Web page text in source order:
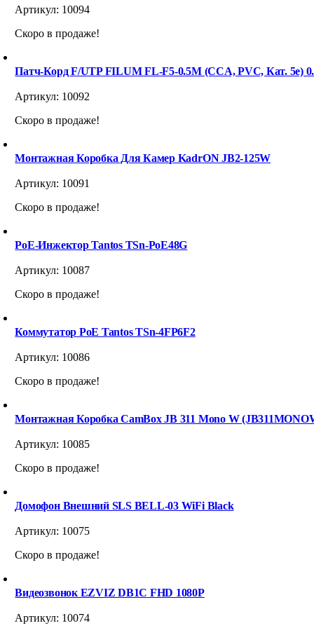
Артикул: 10094
Скоро в продаже!
Патч-Корд F/UTP FILUM FL-F5-0.5M (CCA, PVC, Кат. 5е)
Артикул: 10092
Скоро в продаже!
Монтажная Коробка Для Камер KadrON JB2-125W
Артикул: 10091
Скоро в продаже!
PoE-Инжектор Tantos TSn-PoE48G
Артикул: 10087
Скоро в продаже!
Коммутатор PoE Tantos TSn-4FP6F2
Артикул: 10086
Скоро в продаже!
Монтажная Коробка CamBox JB 311 Mono W
Артикул: 10085
Скоро в продаже!
Домофон Внешний SLS BELL-03 WiFi Black
Артикул: 10075
Скоро в продаже!
Видеозвонок EZVIZ DB1C FHD 1080P
Артикул: 10074